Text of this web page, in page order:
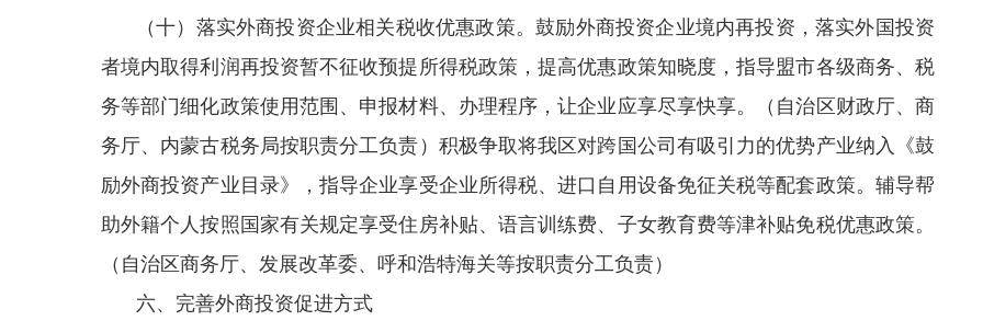
（十）落实外商投资企业相关税收优惠政策。鼓励外商投资企业境内再投资，落实外国投资
者境内取得利润再投资暂不征收预提所得税政策，提高优惠政策知晓度，指导盟市各级商务、税
务等部门细化政策使用范围、申报材料、办理程序，让企业应享尽享快享。（自治区财政厅、商
务厅、内蒙古税务局按职责分工负责）积极争取将我区对跨国公司有吸引力的优势产业纳入《鼓
励外商投资产业目录》，指导企业享受企业所得税、进口自用设备免征关税等配套政策。辅导帮
助外籍个人按照国家有关规定享受住房补贴、语言训练费、子女教育费等津补贴免税优惠政策。
（自治区商务厅、发展改革委、呼和浩特海关等按职责分工负责）
六、完善外商投资促进方式